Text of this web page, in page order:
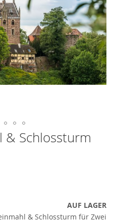
& Schlossturm
AUF LAGER
& Schlossturm für Zwei